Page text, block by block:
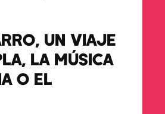
UN VIAJE
LA MÚSICA
O EL